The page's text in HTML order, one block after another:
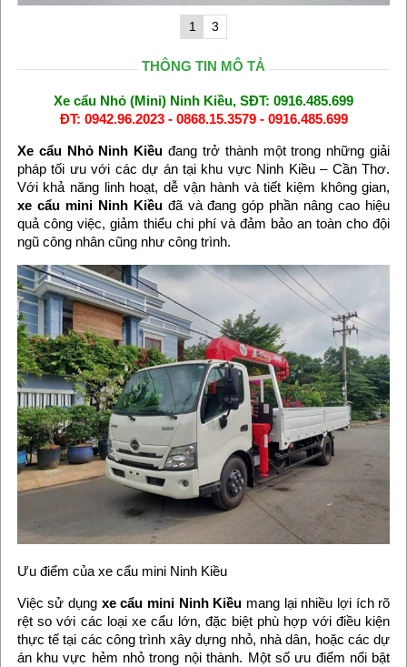
1 3
THÔNG TIN MÔ TẢ
Xe cẩu Nhỏ (Mini) Ninh Kiều, SĐT: 0916.485.699
ĐT: 0942.96.2023 - 0868.15.3579 - 0916.485.699
Xe cẩu Nhỏ Ninh Kiều đang trở thành một trong những giải
pháp tối ưu với các dự án tại khu vực Ninh Kiều – Cần Thơ.
Với khả năng linh hoạt, dễ vận hành và tiết kiệm không gian,
xe cẩu mini Ninh Kiềuđã và đang góp phần nâng cao hiệu
quả công việc, giảm thiểu chi phí và đảm bảo an toàn cho đội
ngũ công nhân cũng như công trình.
Ưu điểm của xe cẩu mini Ninh Kiều
Việc sử dụng xe cẩu mini Ninh Kiều mang lại nhiều lợi ích rõ
rệt so với các loại xe cẩu lớn, đặc biệt phù hợp với điều kiện
thực tế tại các công trình xây dựng nhỏ, nhà dân, hoặc các dự
án khu vực hẻm nhỏ trong nội thành. Một số ưu điểm nổi bật